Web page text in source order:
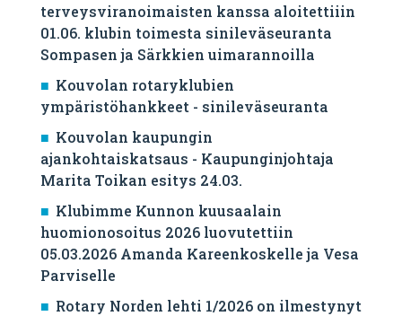
terveysviranoimaisten kanssa aloitettiiin
01.06. klubin toimesta sinileväseuranta
Sompasen ja Särkkien uimarannoilla
Kouvolan rotaryklubien
ympäristöhankkeet - sinileväseuranta
Kouvolan kaupungin
ajankohtaiskatsaus - Kaupunginjohtaja
Marita Toikan esitys 24.03.
Klubimme Kunnon kuusaalain
huomionosoitus 2026 luovutettiin
05.03.2026 Amanda Kareenkoskelle ja Vesa
Parviselle
​Rotary Norden lehti 1/2026 on ilmestynyt